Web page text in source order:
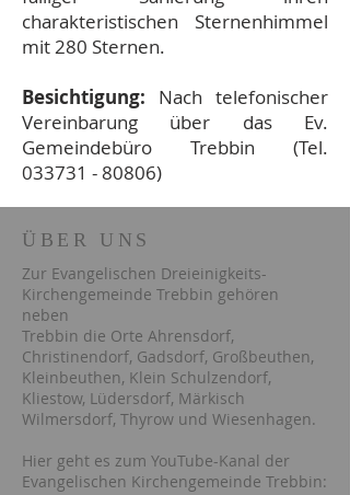
charakteristischen Sternenhimmel
mit 280 Sternen.
Besichtigung: Nach telefonischer
Vereinbarung über das Ev.
Gemeindebüro Trebbin (Tel.
033731 - 80806)
ÜBER UNS
Zur Evangelischen Dreieinigkeits-
Kirchengemeinde Trebbin gehören
neben
Trebbin die Orte Ahrensdorf,
Christinendorf, Gadsdorf, Großbeuthen,
Kleinbeuthen, Klein Schulzendorf,
Kliestow, Lüdersdorf, Märkisch
Wilmersdorf, Thyrow und Wiesenhagen.
Hier geht es zum YouTube-Kanal der
Evangelischen Kirchengemeinde Trebbin: